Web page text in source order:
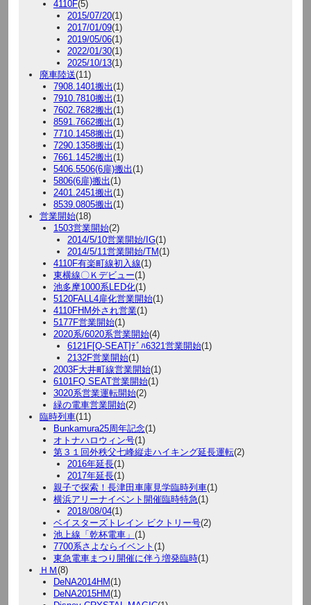
4110F(5)
2015/07/20(1)
2017/01/09(1)
2019/05/06(1)
2022/01/30(1)
2025/10/13(1)
廃車陸送(11)
7908.1401搬出(1)
7910.7810搬出(1)
7602.7682搬出(1)
8591.7662搬出(1)
7710.1458搬出(1)
7290.1358搬出(1)
7661.1452搬出(1)
5406.5506(6扉)搬出(1)
5806(6扉)搬出(1)
2401.2451搬出(1)
8539.0805搬出(1)
営業開始(18)
1503営業開始(2)
2014/5/10営業開始/IG(1)
2014/5/11営業開始/TM(1)
4110F有楽町線初入線(1)
東横線〇Ｋデビュー(1)
池多摩1000系LED化(1)
5120FALL4扉化営業開始(1)
4110FHM外され営業(1)
5177F営業開始(1)
2020系/6020系営業開始(4)
6121F[Q-SEAT]ﾃﾞﾊ6321営業開始(1)
2132F営業開始(1)
2003F大井町線営業開始(1)
6101FQ SEAT営業開始(1)
3020系営業運転開始(2)
緑の電車営業開始(2)
臨時列車(11)
Bunkamura25周年記念(1)
オトナハロウィン号(1)
第３１回外秩父七峰縦走ハイキング延長運転(2)
2016年延長(1)
2017年延長(1)
親子で探索！長津田車庫見学臨時列車(1)
横浜アリーナイベント開催臨時特急(1)
2018/08/04(1)
ベイスターズトレイン ビクトリー号(2)
池上線「乾杯電車」 (1)
7700系さよならイベント (1)
東急電車まつり開催に伴う増発臨時(1)
ＨＭ(8)
DeNA2014HM(1)
DeNA2015HM(1)